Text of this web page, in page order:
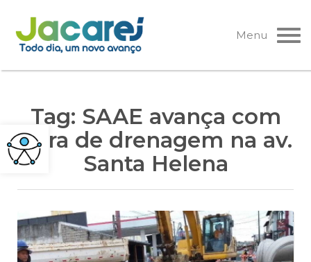
Pular
para
o
Menu
Tag: SAAE avança com
obra de drenagem na av.
Santa Helena